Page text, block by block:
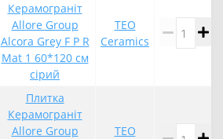
Керамограніт
Allore Group
Alcora Grey F P R
Mat 1 60*120 см
сірий
TEO
Ceramics
Плитка
Керамограніт
Allore Group
TEO